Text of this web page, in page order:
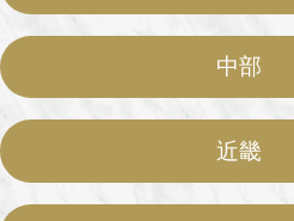
中部
近畿